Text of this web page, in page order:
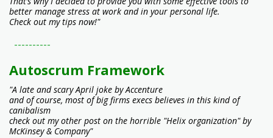
better manage stress at work and in your personal life.
Check out my tips now!"
----------
Autoscrum Framework
"A late and scary April joke by Accenture
and of course, most of big firms execs believes in this kind of
canibalism
check out my other post on the horrible "Helix organization" by
McKinsey & Company"